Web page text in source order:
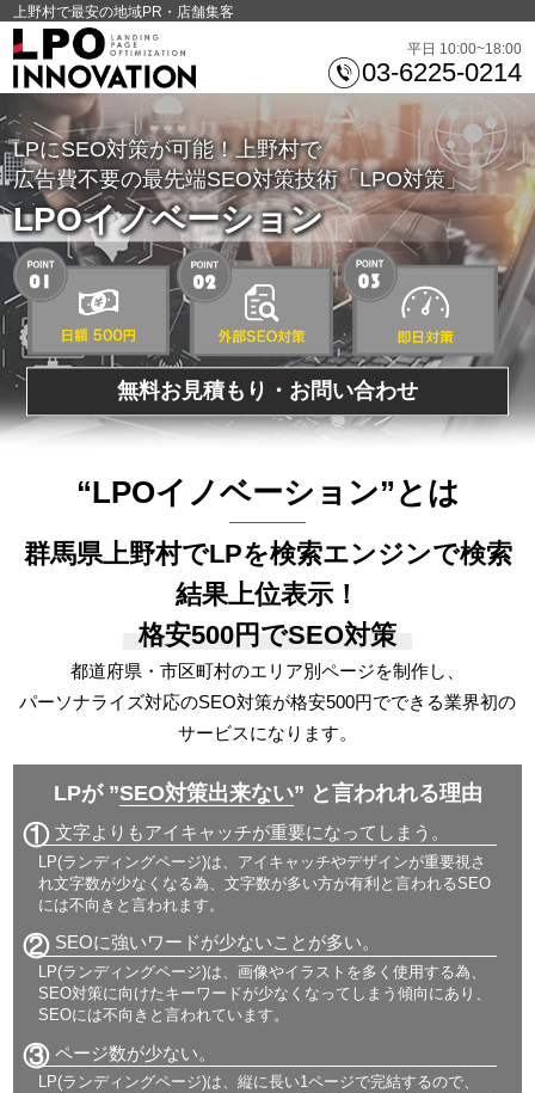
上野村で最安の地域PR・店舗集客
平日 10:00~18:00
03-6225-0214
LPにSEO対策が可能！上野村で
広告費不要の最先端SEO対策技術「LPO対策」
LPOイノベーション
無料お見積もり・お問い合わせ
“LPOイノベーション”とは
群馬県上野村でLPを検索エンジンで検索
結果上位表示！
格安500円でSEO対策
都道府県・市区町村のエリア別ページを制作し、
パーソナライズ対応のSEO対策が格安500円でできる業界初の
サービスになります。
LPが ”SEO対策出来ない” と言われれる理由
① 文字よりもアイキャッチが重要になってしまう。
LP(ランディングページ)は、アイキャッチやデザインが重要視さ
れ文字数が少なくなる為、文字数が多い方が有利と言われるSEO
には不向きと言われます。
② SEOに強いワードが少ないことが多い。
LP(ランディングページ)は、画像やイラストを多く使用する為、
SEO対策に向けたキーワードが少なくなってしまう傾向にあり、
SEOには不向きと言われています。
③ ページ数が少ない。
LP(ランディングページ)は、縦に長い1ページで完結するので、